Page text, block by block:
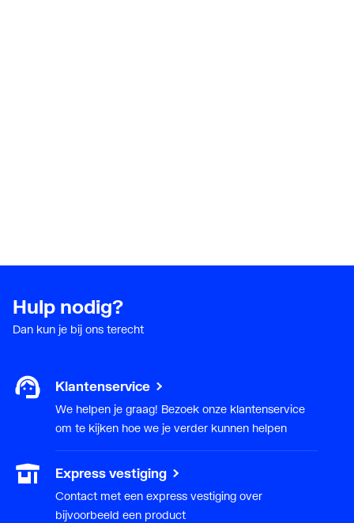
Hulp nodig?
Dan kun je bij ons terecht
Klantenservice
We helpen je graag! Bezoek onze klantenservice
om te kijken hoe we je verder kunnen helpen
Express vestiging
Contact met een express vestiging over
bijvoorbeeld een product